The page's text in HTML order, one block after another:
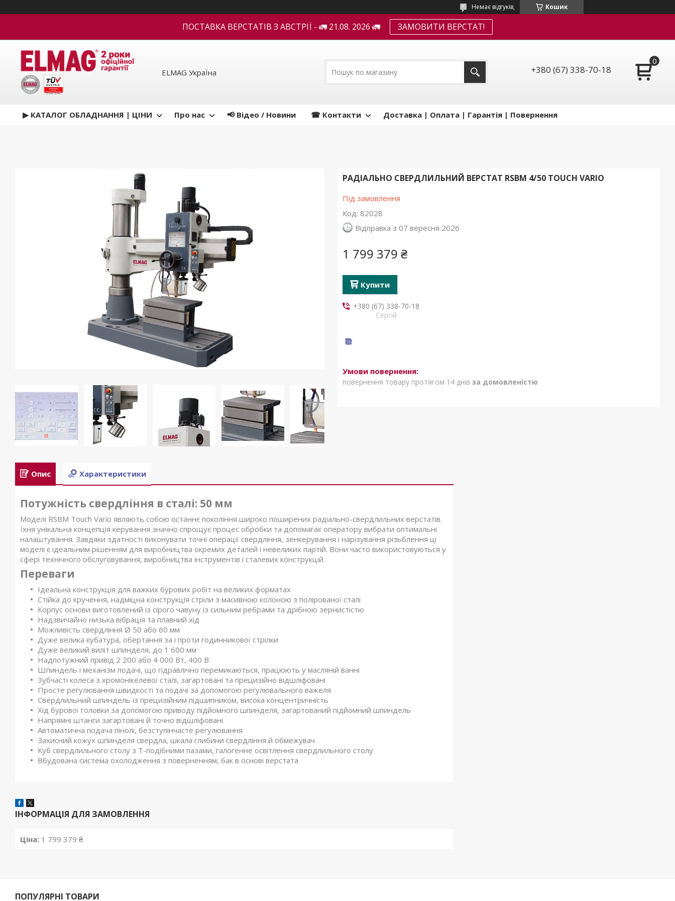
Кошик
Немає відгуків,
ПОСТАВКА ВЕРСТАТІВ З АВСТРІЇ - 🚛 21.08. 2026 🚛 ЗАМОВИТИ ВЕРСТАТ!
ELMAG УкраЇна +380 (67) 338-70-18
▶ КАТАЛОГ ОБЛАДНАННЯ | ЦІНИ Про нас 📢 Відео / Новини ☎ Контакти Доставка | Оплата | Гарантія | Повернення
РАДІАЛЬНО СВЕРДЛИЛЬНИЙ ВЕРСТАТ RSBM 4/50 TOUCH VARIO
Під замовлення
Код: 82028
Відправка з 07 вересня 2026
1 799 379 ₴
Купити
+380 (67) 338-70-18
Сергій
повернення товару протягом 14 днів за домовленістю
Опис Характеристики
Потужність свердління в сталі: 50 мм
Моделі RSBM Touch Vario являють собою останнє покоління широко поширених радіально-свердлильних верстатів.
Їхня унікальна концепція керування значно спрощує процес обробки та допомагає оператору вибрати оптимальні
налаштування. Завдяки здатності виконувати точні операції свердління, зенкерування і нарізування різьблення ці
моделі є ідеальним рішенням для виробництва окремих деталей і невеликих партій. Вони часто використовуються у
сфері технічного обслуговування, виробництва інструментів і сталевих конструкцій.
Переваги
Ідеальна конструкція для важких бурових робіт на великих форматах
Стійка до кручення, надміцна конструкція стріли з масивною колоною з полірованої сталі
Корпус основи виготовлений із сірого чавуну із сильним ребрами та дрібною зернистістю
Надзвичайно низька вібрація та плавний хід
Можливість свердління Ø 50 або 60 мм
Дуже велика кубатура, обертання за і проти годинникової стрілки
Дуже великий виліт шпинделя, до 1 600 мм
Надпотужний привід 2 200 або 4 000 Вт, 400 В
Шпиндель і механізм подачі, що гідравлічно перемикаються, працюють у масляній ванні
Зубчасті колеса з хромонікелевої сталі, загартовані та прецизійно відшліфовані
Просте регулювання швидкості та подачі за допомогою регулювального важеля
Свердлильний шпиндель із прецизійним підшипником, висока концентричність
Хід бурової головки за допомогою приводу підйомного шпинделя, загартований підйомний шпиндель
Напрямні штанги загартовані й точно відшліфовані
Автоматична подача пінолі, безступінчасте регулювання
Захисний кожух шпинделя свердла, шкала глибини свердління й обмежувач
Куб свердлильного столу з Т-подібними пазами, галогенне освітлення свердлильного столу
Вбудована система охолодження з поверненням, бак в основі верстата
ІНФОРМАЦІЯ ДЛЯ ЗАМОВЛЕННЯ
Ціна: 1 799 379 ₴
ПОПУЛЯРНІ ТОВАРИ